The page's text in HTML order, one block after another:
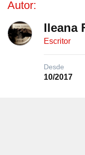
Autor:
Ileana
Escritor
Desde
10/2017